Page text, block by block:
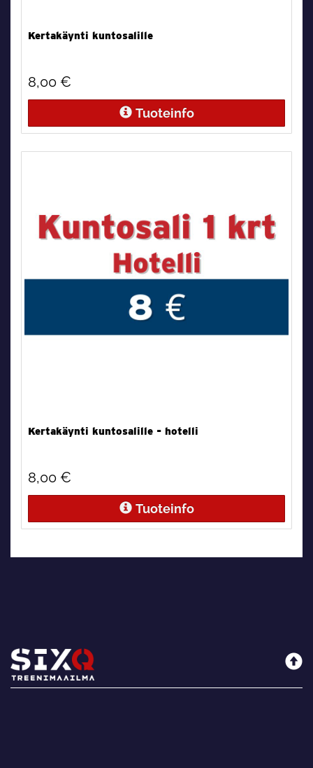
Kertakäynti kuntosalille
8,00 €
Tuoteinfo
Kertakäynti kuntosalille - hotelli
8,00 €
Tuoteinfo